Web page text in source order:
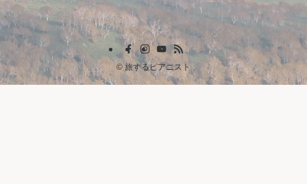
©旅するピアニスト